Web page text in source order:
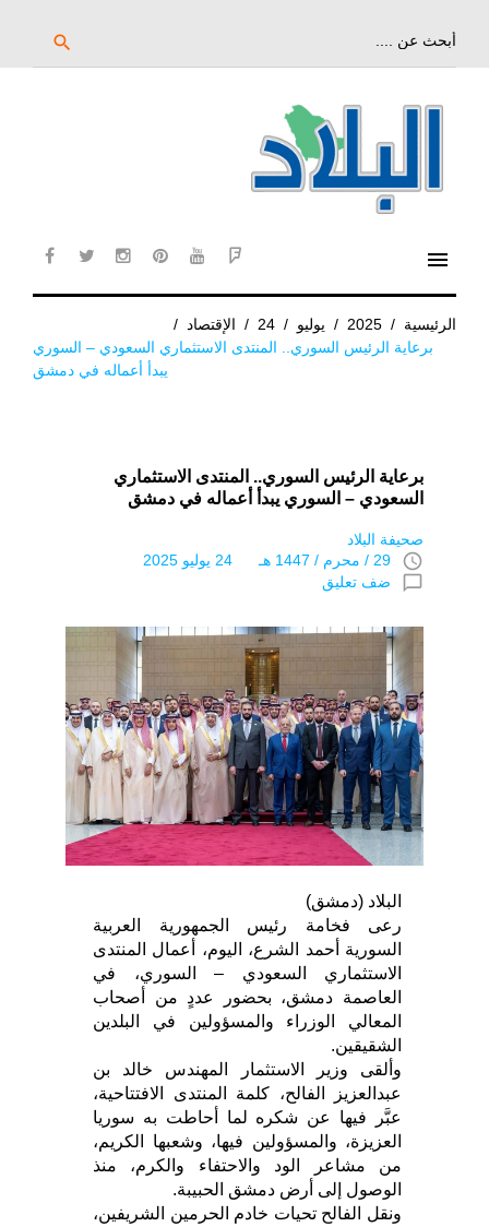
search
menu
الرئيسية /
2025
/ يوليو /
24
/ الإقتصاد
/
برعاية الرئيس السوري.. المنتدى الاستثماري السعودي – السوري
يبدأ أعماله في دمشق
برعاية الرئيس السوري.. المنتدى الاستثماري
السعودي – السوري يبدأ أعماله في دمشق
صحيفة البلاد
access_time 29 / محرم / 1447 هـ 24 يوليو 2025
chat_bubble_outline ضف تعليق
البلاد (دمشق)
رعى فخامة رئيس الجمهورية العربية
السورية أحمد الشرع، اليوم، أعمال المنتدى
الاستثماري السعودي – السوري، في
العاصمة دمشق، بحضور عددٍ من أصحاب
المعالي الوزراء والمسؤولين في البلدين
الشقيقين.
وألقى وزير الاستثمار المهندس خالد بن
عبدالعزيز الفالح، كلمة المنتدى الافتتاحية،
عبَّر فيها عن شكره لما أحاطت به سوريا
العزيزة، والمسؤولين فيها، وشعبها الكريم،
من مشاعر الود والاحتفاء والكرم، منذ
الوصول إلى أرض دمشق الحبيبة.
ونقل الفالح تحيات خادم الحرمين الشريفين،